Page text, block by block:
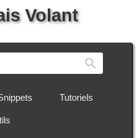
Volant
Tutoriels